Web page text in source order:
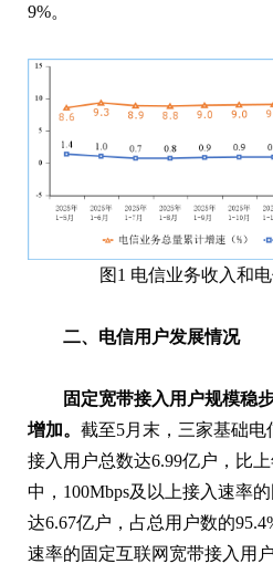
9%。
图1 电信业务收入和
二、电信用户发展情况
固定宽带接入用户规模稳
增加。 截至5月末，三家基础
接入用户总数达6.99亿户，比
中，100Mbps及以上接入速率
达6.67亿户，占总用户数的
速率的固定互联网宽带接入用